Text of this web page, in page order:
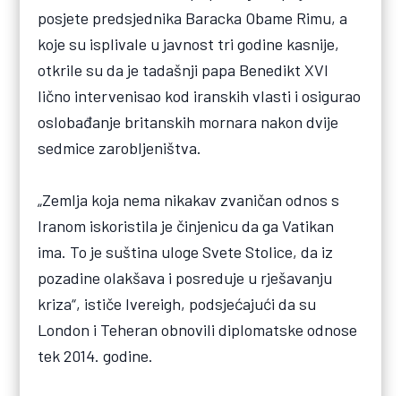
posjete predsjednika Baracka Obame Rimu, a
koje su isplivale u javnost tri godine kasnije,
otkrile su da je tadašnji papa Benedikt XVI
lično intervenisao kod iranskih vlasti i osigurao
oslobađanje britanskih mornara nakon dvije
sedmice zarobljeništva.
„Zemlja koja nema nikakav zvaničan odnos s
Iranom iskoristila je činjenicu da ga Vatikan
ima. To je suština uloge Svete Stolice, da iz
pozadine olakšava i posreduje u rješavanju
kriza“, ističe Ivereigh, podsjećajući da su
London i Teheran obnovili diplomatske odnose
tek 2014. godine.